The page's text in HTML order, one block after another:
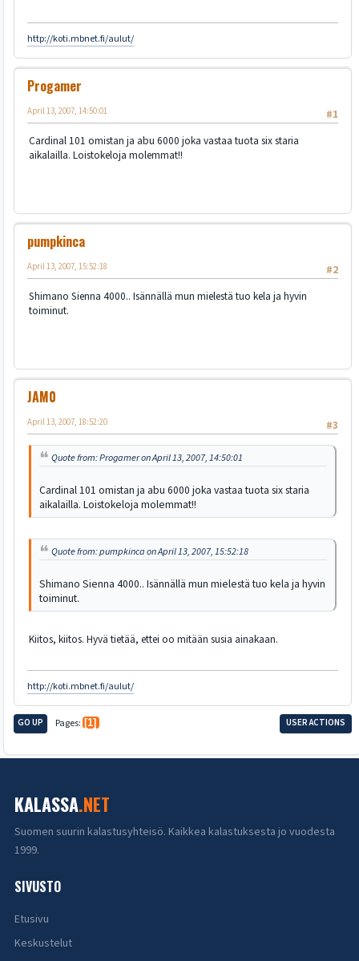
http://koti.mbnet.fi/aulut/
Progamer
#1
April 13, 2007, 14:50:01
Cardinal 101 omistan ja abu 6000 joka vastaa tuota six staria
aikalailla. Loistokeloja molemmat!!
pumpkinca
#2
April 13, 2007, 15:52:18
Shimano Sienna 4000.. Isännällä mun mielestä tuo kela ja hyvin
toiminut.
JAM0
#3
April 13, 2007, 18:52:20
Quote from: Progamer on April 13, 2007, 14:50:01
Cardinal 101 omistan ja abu 6000 joka vastaa tuota six staria
aikalailla. Loistokeloja molemmat!!
Quote from: pumpkinca on April 13, 2007, 15:52:18
Shimano Sienna 4000.. Isännällä mun mielestä tuo kela ja hyvin
toiminut.
Kiitos, kiitos. Hyvä tietää, ettei oo mitään susia ainakaan.
http://koti.mbnet.fi/aulut/
GO UP Pages 1 USER ACTIONS
KALASSA.NET
Suomen suurin kalastusyhteisö. Kaikkea kalastuksesta jo vuodesta
1999.
SIVUSTO
Etusivu
Keskustelut